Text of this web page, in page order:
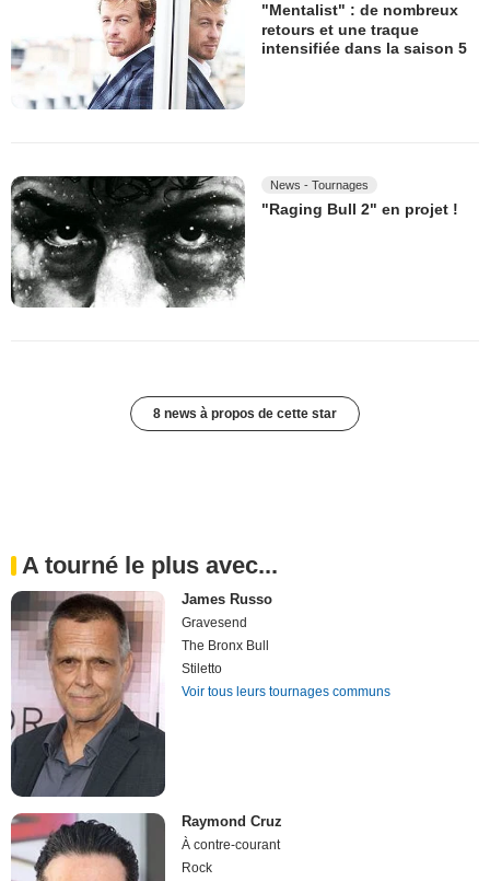
"Mentalist" : de nombreux
retours et une traque
intensifiée dans la saison 5
News - Tournages
"Raging Bull 2" en projet !
8 news à propos de cette star
A tourné le plus avec...
James Russo
Gravesend
The Bronx Bull
Stiletto
Voir tous leurs tournages communs
Raymond Cruz
À contre-courant
Rock